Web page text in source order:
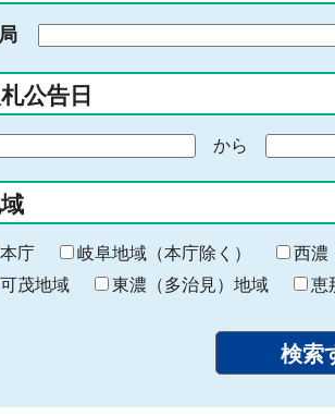
入
力
公告日
から
終
わ
り
本庁 岐阜地域（本庁除く） 西濃
可茂地域
東濃（多治見）地域 恵